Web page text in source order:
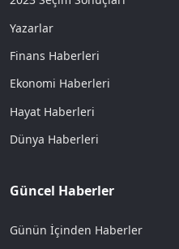
Yazarlar
Finans Haberleri
Ekonomi Haberleri
Hayat Haberleri
Dünya Haberleri
Güncel Haberler
Günün İçinden Haberler